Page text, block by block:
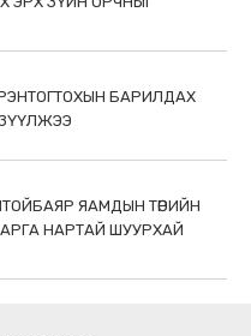
БАРИЛДАХ
ЯАМДЫН ТӨРИЙН
НАРТАЙ ШУУРХАЙ